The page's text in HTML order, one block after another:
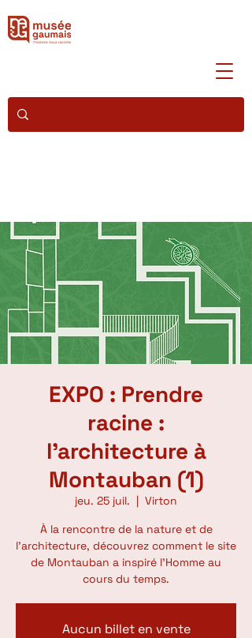
EXPO : Prendre
racine :
l'architecture à
Montauban (1)
jeu. 25 juil.
  |
Virton
À la rencontre de la nature et de
l’architecture, découvrez comment le site
de Montauban a inspiré l’Homme au
cours du temps.
Aucun billet en vente